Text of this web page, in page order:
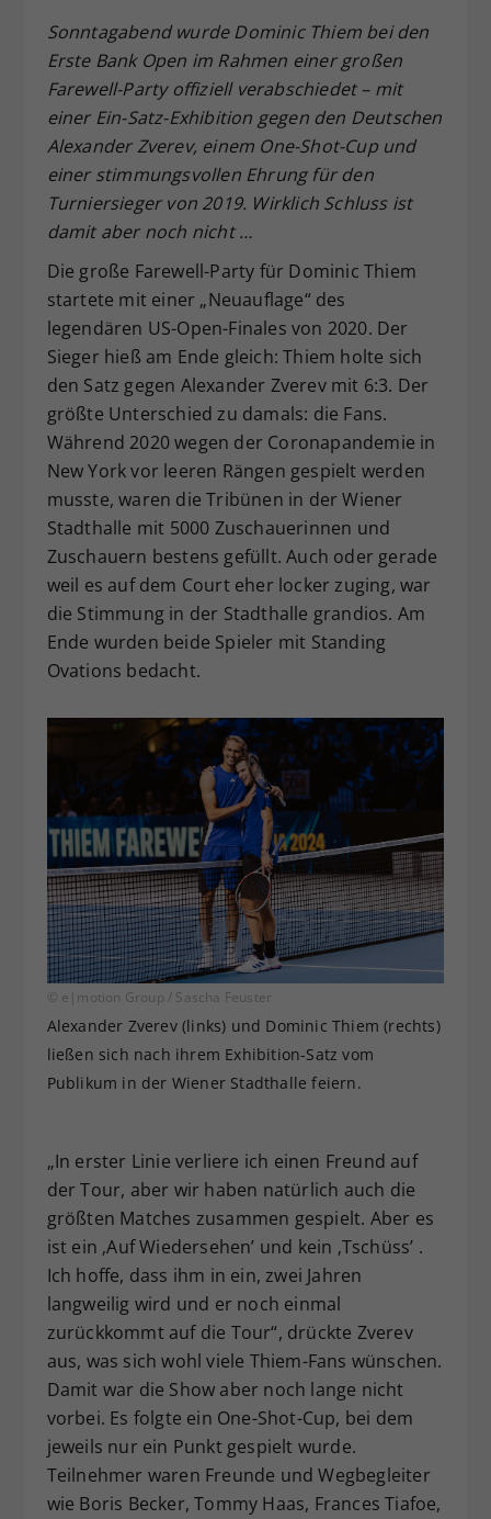
Sonntagabend wurde Dominic Thiem bei den
Erste Bank Open im Rahmen einer großen
Farewell-Party offiziell verabschiedet – mit
einer Ein-Satz-Exhibition gegen den Deutschen
Alexander Zverev, einem One-Shot-Cup und
einer stimmungsvollen Ehrung für den
Turniersieger von 2019. Wirklich Schluss ist
damit aber noch nicht …
Die große Farewell-Party für Dominic Thiem
startete mit einer „Neuauflage“ des
legendären US-Open-Finales von 2020. Der
Sieger hieß am Ende gleich: Thiem holte sich
den Satz gegen Alexander Zverev mit 6:3. Der
größte Unterschied zu damals: die Fans.
Während 2020 wegen der Coronapandemie in
New York vor leeren Rängen gespielt werden
musste, waren die Tribünen in der Wiener
Stadthalle mit 5000 Zuschauerinnen und
Zuschauern bestens gefüllt. Auch oder gerade
weil es auf dem Court eher locker zuging, war
die Stimmung in der Stadthalle grandios. Am
Ende wurden beide Spieler mit Standing
Ovations bedacht.
© e|motion Group / Sascha Feuster
Alexander Zverev (links) und Dominic Thiem (rechts)
ließen sich nach ihrem Exhibition-Satz vom
Publikum in der Wiener Stadthalle feiern.
„In erster Linie verliere ich einen Freund auf
der Tour, aber wir haben natürlich auch die
größten Matches zusammen gespielt. Aber es
ist ein ‚Auf Wiedersehen’ und kein ‚Tschüss’ .
Ich hoffe, dass ihm in ein, zwei Jahren
langweilig wird und er noch einmal
zurückkommt auf die Tour“, drückte Zverev
aus, was sich wohl viele Thiem-Fans wünschen.
Damit war die Show aber noch lange nicht
vorbei. Es folgte ein One-Shot-Cup, bei dem
jeweils nur ein Punkt gespielt wurde.
Teilnehmer waren Freunde und Wegbegleiter
wie Boris Becker, Tommy Haas, Frances Tiafoe,
Zweck
Dieser Wert speichert Ihre Consent-
Einstellungen. Unter anderem eine
zufällig generierte ID, für die
historische Speicherung Ihrer
vorgenommen Einstellungen, falls der
Webseiten-Betreiber dies eingestellt
hat.